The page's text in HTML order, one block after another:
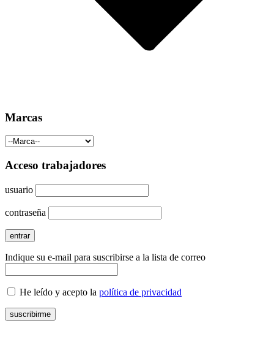
Marcas
Acceso trabajadores
usuario
contraseña
Indique su e-mail para suscribirse a la lista de correo
He leído y acepto la política de privacidad